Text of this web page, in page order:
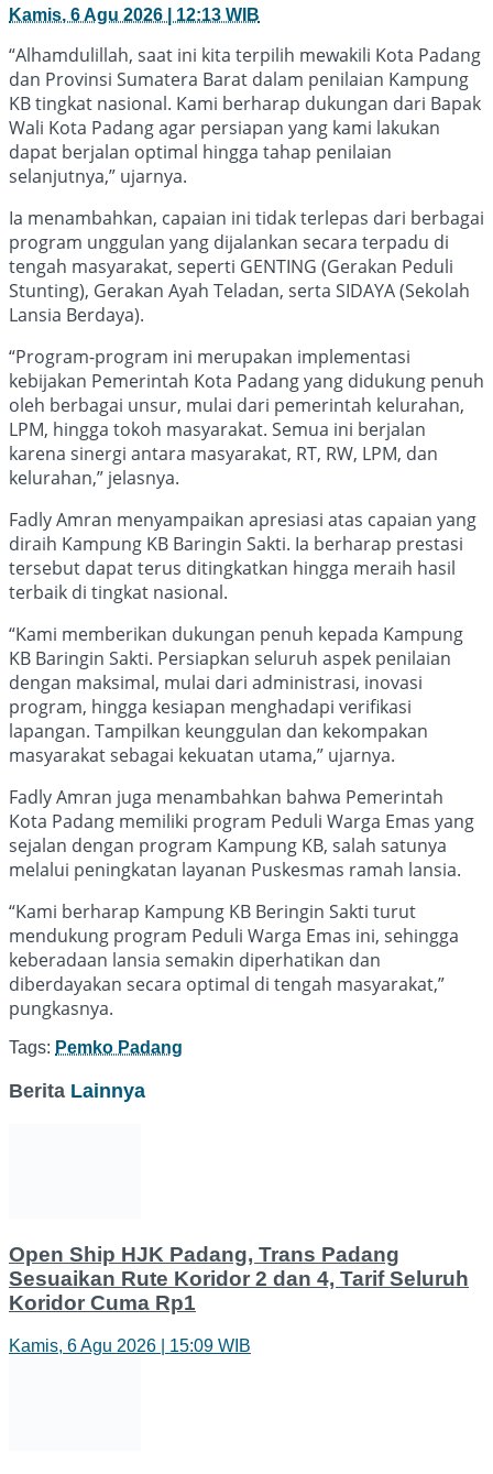
Kamis, 6 Agu 2026 | 12:13 WIB
“Alhamdulillah, saat ini kita terpilih mewakili Kota Padang
dan Provinsi Sumatera Barat dalam penilaian Kampung
KB tingkat nasional. Kami berharap dukungan dari Bapak
Wali Kota Padang agar persiapan yang kami lakukan
dapat berjalan optimal hingga tahap penilaian
selanjutnya,” ujarnya.
Ia menambahkan, capaian ini tidak terlepas dari berbagai
program unggulan yang dijalankan secara terpadu di
tengah masyarakat, seperti GENTING (Gerakan Peduli
Stunting), Gerakan Ayah Teladan, serta SIDAYA (Sekolah
Lansia Berdaya).
“Program-program ini merupakan implementasi
kebijakan Pemerintah Kota Padang yang didukung penuh
oleh berbagai unsur, mulai dari pemerintah kelurahan,
LPM, hingga tokoh masyarakat. Semua ini berjalan
karena sinergi antara masyarakat, RT, RW, LPM, dan
kelurahan,” jelasnya.
Fadly Amran menyampaikan apresiasi atas capaian yang
diraih Kampung KB Baringin Sakti. Ia berharap prestasi
tersebut dapat terus ditingkatkan hingga meraih hasil
terbaik di tingkat nasional.
“Kami memberikan dukungan penuh kepada Kampung
KB Baringin Sakti. Persiapkan seluruh aspek penilaian
dengan maksimal, mulai dari administrasi, inovasi
program, hingga kesiapan menghadapi verifikasi
lapangan. Tampilkan keunggulan dan kekompakan
masyarakat sebagai kekuatan utama,” ujarnya.
Fadly Amran juga menambahkan bahwa Pemerintah
Kota Padang memiliki program Peduli Warga Emas yang
sejalan dengan program Kampung KB, salah satunya
melalui peningkatan layanan Puskesmas ramah lansia.
“Kami berharap Kampung KB Beringin Sakti turut
mendukung program Peduli Warga Emas ini, sehingga
keberadaan lansia semakin diperhatikan dan
diberdayakan secara optimal di tengah masyarakat,”
pungkasnya.
Tags: Pemko Padang
Berita Lainnya
Open Ship HJK Padang, Trans Padang
Sesuaikan Rute Koridor 2 dan 4, Tarif Seluruh
Koridor Cuma Rp1
Kamis, 6 Agu 2026 | 15:09 WIB